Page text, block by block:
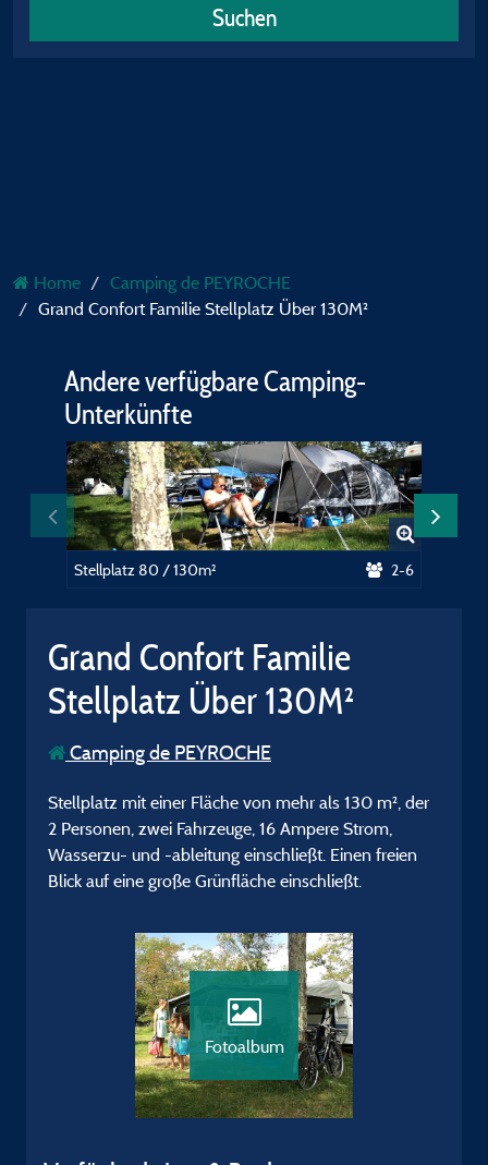
Suchen
Home
Camping de PEYROCHE
Grand Confort Familie Stellplatz Über 130M²
Andere verfügbare Camping-
Unterkünfte
Stellplatz 80 / 130m² 2-6
Grand Confort Familie
Stellplatz Über 130M²
Camping de PEYROCHE
Stellplatz mit einer Fläche von mehr als 130 m², der
2 Personen, zwei Fahrzeuge, 16 Ampere Strom,
Wasserzu- und -ableitung einschließt. Einen freien
Blick auf eine große Grünfläche einschließt.
Fotoalbum